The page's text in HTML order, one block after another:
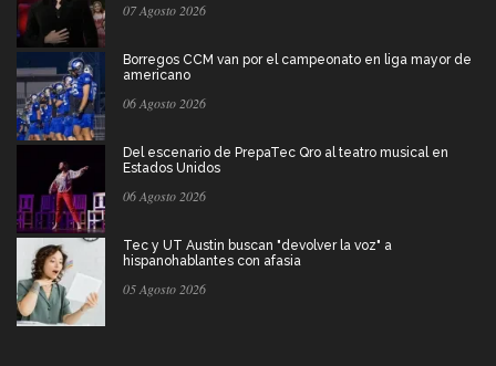
07 Agosto 2026
Borregos CCM van por el campeonato en liga mayor de
americano
06 Agosto 2026
Del escenario de PrepaTec Qro al teatro musical en
Estados Unidos
06 Agosto 2026
Tec y UT Austin buscan "devolver la voz" a
hispanohablantes con afasia
05 Agosto 2026